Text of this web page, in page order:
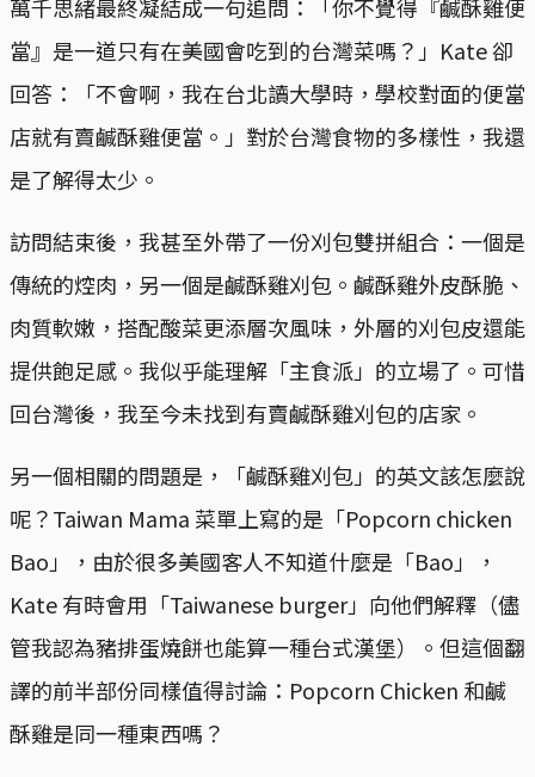
萬千思緒最終凝結成一句追問：「你不覺得『鹹酥雞便
當』是一道只有在美國會吃到的台灣菜嗎？」Kate 卻
回答：「不會啊，我在台北讀大學時，學校對面的便當
店就有賣鹹酥雞便當。」對於台灣食物的多樣性，我還
是了解得太少。
訪問結束後，我甚至外帶了一份刈包雙拼組合：一個是
傳統的焢肉，另一個是鹹酥雞刈包。鹹酥雞外皮酥脆、
肉質軟嫩，搭配酸菜更添層次風味，外層的刈包皮還能
提供飽足感。我似乎能理解「主食派」的立場了。可惜
回台灣後，我至今未找到有賣鹹酥雞刈包的店家。
另一個相關的問題是，「鹹酥雞刈包」的英文該怎麼說
呢？Taiwan Mama 菜單上寫的是「Popcorn chicken
Bao」，由於很多美國客人不知道什麼是「Bao」，
Kate 有時會用「Taiwanese burger」向他們解釋（儘
管我認為豬排蛋燒餅也能算一種台式漢堡）。但這個翻
譯的前半部份同樣值得討論：Popcorn Chicken 和鹹
酥雞是同一種東西嗎？